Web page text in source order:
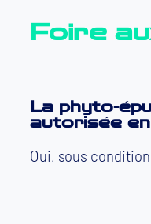
Foire
La phyto-
autorisée
Oui, sous